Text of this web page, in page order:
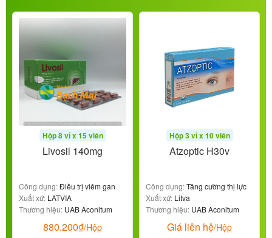
Hộp 8 vỉ x 15 viên
Livosil 140mg
Công dụng:Điều trị viêm gan
Xuất xứ: LATVIA
Thương hiệu: UAB Aconitum
880.200₫/Hộp
Hộp 3 vỉ x 10 viên
Atzoptic H30v
Công dụng:Tăng cường thị lực
Xuất xứ: Litva
Thương hiệu: UAB Aconitum
Giá liên hệ/Hộp